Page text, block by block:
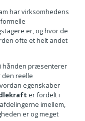
har virksomhedens
er, og hvor de
ofte et helt andet
hånden præsenterer
reelle
egenskaber
er fordelt i
imellem,
er og meget